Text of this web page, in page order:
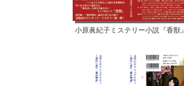
小原眞紀子ミステリー小説『香獣』